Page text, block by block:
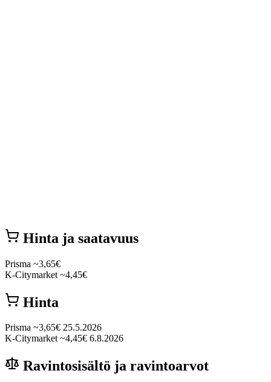
Hinta ja saatavuus
Prisma ~3,65€
K-Citymarket ~4,45€
Hinta
Prisma ~3,65€ 25.5.2026
K-Citymarket ~4,45€ 6.8.2026
Ravintosisältö ja ravintoarvot